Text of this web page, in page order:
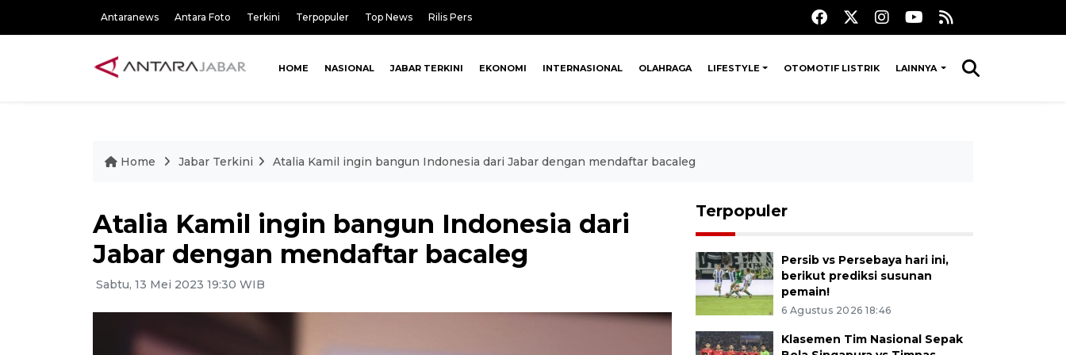
Antaranews Antara Foto Terkini Terpopuler Top News Rilis Pers
HOME NASIONAL JABAR TERKINI EKONOMI INTERNASIONAL OLAHRAGA LIFESTYLE OTOMOTIF LISTRIK LAINNYA
Home Jabar Terkini Atalia Kamil ingin bangun Indonesia dari Jabar dengan mendaftar bacaleg
Atalia Kamil ingin bangun Indonesia dari
Jabar dengan mendaftar bacaleg
Sabtu, 13 Mei 2023 19:30 WIB
Terpopuler
Persib vs Persebaya hari ini,
berikut prediksi susunan
pemain!
6 Agustus 2026 18:46
Klasemen Tim Nasional Sepak